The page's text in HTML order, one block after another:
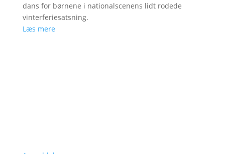
dans for børnene i nationalscenens lidt rodede
vinterferiesatsning.
Læs mere